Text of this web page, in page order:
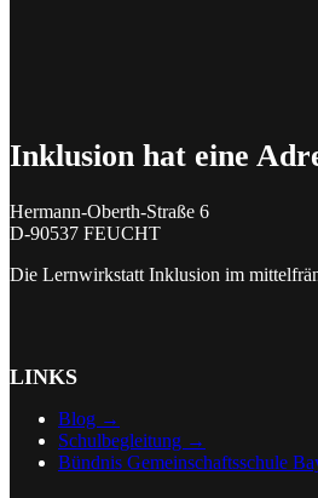
Inklusion hat eine
Hermann-Oberth-Straße 6
D-90537 FEUCHT
Die Lernwirkstatt Inklusion im
LINKS
Blog →
Schulbegleitung →
Bündnis Gemeinschaftsschule